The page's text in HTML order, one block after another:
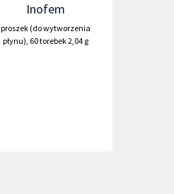
Inofem
proszek (do wytworzenia
płynu), 60 torebek 2,04 g